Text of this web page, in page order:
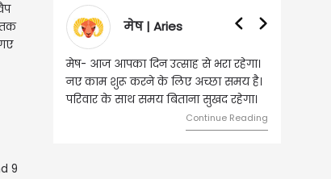
मेष | Aries
मेष- आज आपका दिन उत्साह से भरा रहेगा।
नए काम शुरू करने के लिए अच्छा समय है।
परिवार के साथ समय बिताना सुखद रहेगा।
Continue Reading
वृष- आज का दिन इस
लिए शुभ रहने वाला है।
मामलों में सफलता
मेलजोल बढ़ेगा। आर्थिक
समझकर...